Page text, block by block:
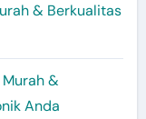
& Berkualitas
&
Anda